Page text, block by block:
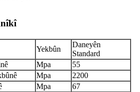
Yekbûn
Daneyên
Standard
Mpa
55
Mpa
2200
Mpa 67